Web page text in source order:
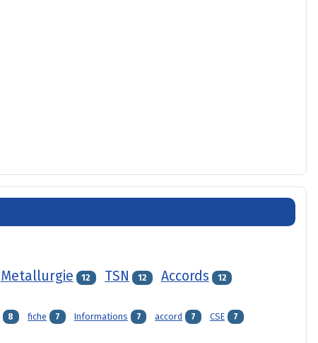
Metallurgie 12 TSN 12 Accords 12
8 fiche 7 Informations 7 accord 7 CSE 7